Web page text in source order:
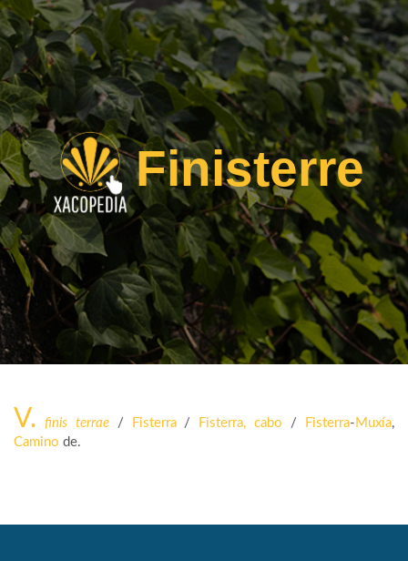
Finisterre
V. finis terrae/ Fisterra/ Fisterra, cabo / Fisterra- Muxía,
Camino de.